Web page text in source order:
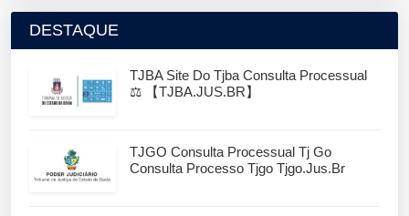
DESTAQUE
TJBA Site Do Tjba Consulta Processual
⚖️ 【TJBA.JUS.BR】
TJGO Consulta Processual Tj Go
Consulta Processo Tjgo Tjgo.jus.br